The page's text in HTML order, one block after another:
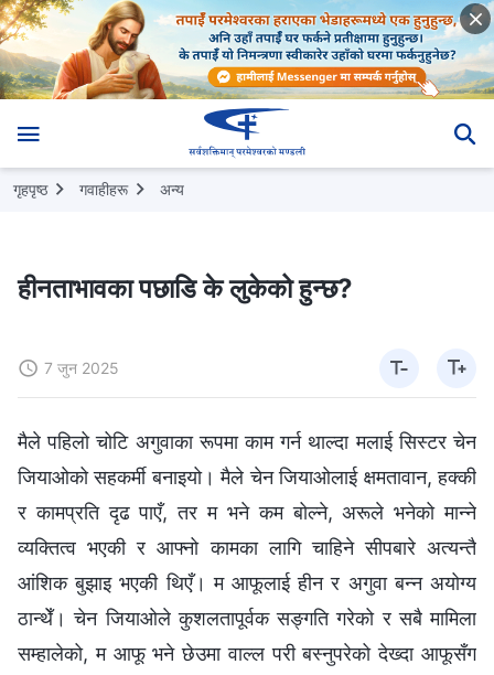
गृहपृष्ठ गवाहीहरू अन्य
हीनताभावका पछाडि के लुकेको हुन्छ?
7 जुन 2025
मैले पहिलो चोटि अगुवाका रूपमा काम गर्न थाल्दा मलाई सिस्टर चेन
जियाओको सहकर्मी बनाइयो। मैले चेन जियाओलाई क्षमतावान, हक्की
र कामप्रति दृढ पाएँ, तर म भने कम बोल्ने, अरूले भनेको मान्ने
व्यक्तित्व भएकी र आफ्नो कामका लागि चाहिने सीपबारे अत्यन्तै
आंशिक बुझाइ भएकी थिएँ। म आफूलाई हीन र अगुवा बन्न अयोग्य
ठान्थेँ। चेन जियाओले कुशलतापूर्वक सङ्गति गरेको र सबै मामिला
सम्हालेको, म आफू भने छेउमा वाल्ल परी बस्नुपरेको देख्दा आफूसँग